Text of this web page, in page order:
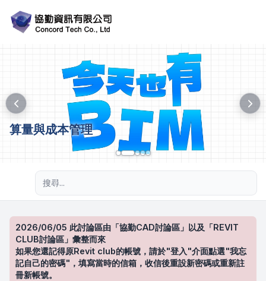
算量與成本管理
2026/06/05 此討論區由「協勤CAD討論區」以及「REVIT
CLUB討論區」彙整而來
如果您還記得原Revit club的帳號，請於"登入"介面點選"我忘
記自己的密碼"，填寫當時的信箱，收信後重設新密碼或重新註
冊新帳號。